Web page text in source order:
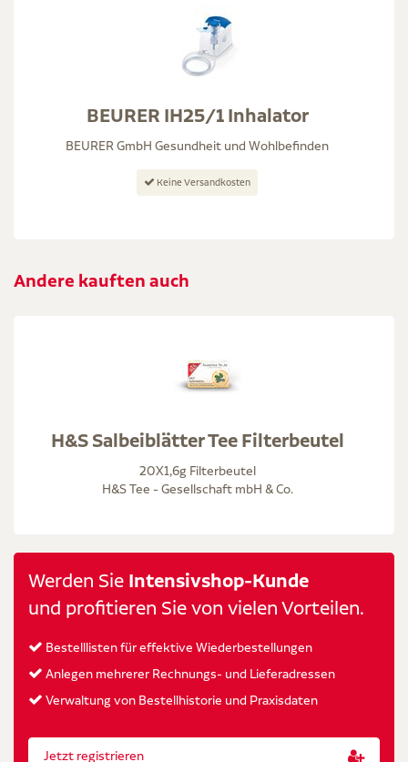
BEURER IH25/1 Inhalator
BEURER GmbH Gesundheit und Wohlbefinden
Keine Versandkosten
Andere kauften auch
H&S Salbeiblätter Tee Filterbeutel
20X1,6g Filterbeutel
H&S Tee - Gesellschaft mbH & Co.
Werden Sie Intensivshop-Kunde
und profitieren Sie von vielen Vorteilen.
Bestelllisten für effektive Wiederbestellungen
Anlegen mehrerer Rechnungs- und Lieferadressen
Verwaltung von Bestellhistorie und Praxisdaten
Jetzt registrieren